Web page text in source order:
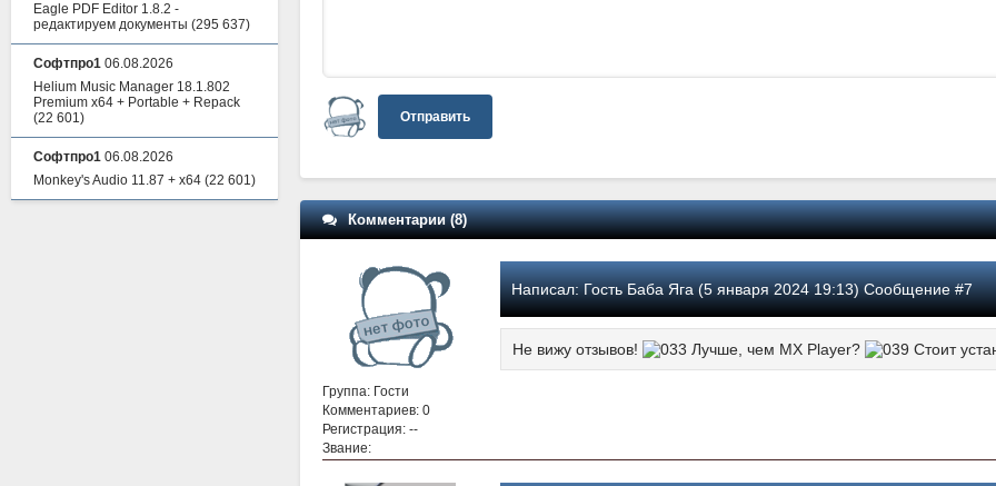
Отправить
Комментарии (8)
Группа: Гости
Комментариев: 0
Регистрация: --
Звание:
Написал:Гость Баба Яга (5 января 2024 19:13) Сообщение #7
Не вижу отзывов! Лучше, чем MX Player? Стоит
Eagle PDF Editor 1.8.2 -
редактируем документы (295 637)
Софтпро1 06.08.2026
Helium Music Manager 18.1.802
Premium x64 + Portable + Repack
(22 601)
Софтпро1 06.08.2026
Monkey's Audio 11.87 + x64 (22 601)